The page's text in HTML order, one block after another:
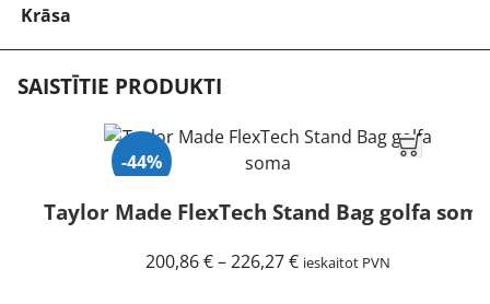
Krāsa
SAISTĪTIE PRODUKTI
-44%
Taylor Made FlexTech Stand Bag golfa
200,86€–226,27€Price
ieskaitot PVN